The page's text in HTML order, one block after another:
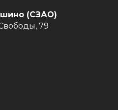
(СЗАО)
79